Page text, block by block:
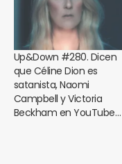
Up&Down #280. Dicen
que Céline Dion es
satanista, Naomi
Campbell y Victoria
Beckham en YouTube…